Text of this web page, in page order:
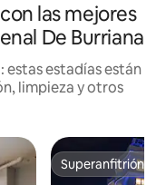
las mejores
De Burriana
estas estadías están
limpieza y otros
Superanfitrión
Superanfitrión